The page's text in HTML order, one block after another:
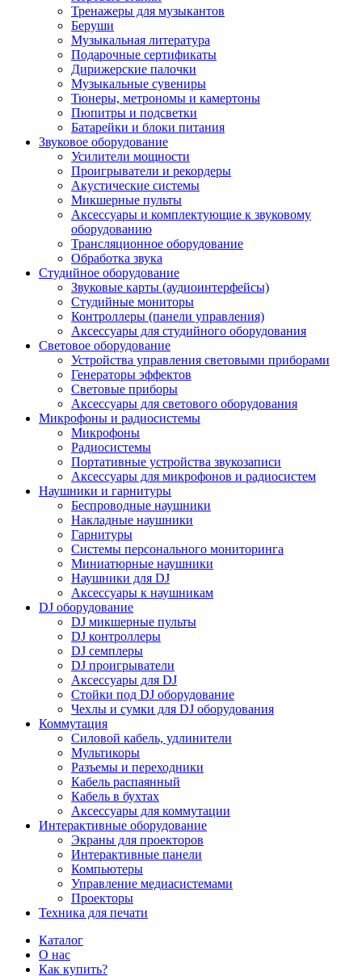
Тренажеры для музыкантов
Беруши
Музыкальная литература
Подарочные сертификаты
Дирижерские палочки
Музыкальные сувениры
Тюнеры, метрономы и камертоны
Пюпитры и подсветки
Батарейки и блоки питания
Звуковое оборудование
Усилители мощности
Проигрыватели и рекордеры
Акустические системы
Микшерные пульты
Аксессуары и комплектующие к звуковому
оборудованию
Трансляционное оборудование
Обработка звука
Студийное оборудование
Звуковые карты (аудиоинтерфейсы)
Студийные мониторы
Контроллеры (панели управления)
Аксессуары для студийного оборудования
Световое оборудование
Устройства управления световыми приборами
Генераторы эффектов
Световые приборы
Аксессуары для светового оборудования
Микрофоны и радиосистемы
Микрофоны
Радиосистемы
Портативные устройства звукозаписи
Аксессуары для микрофонов и радиосистем
Наушники и гарнитуры
Беспроводные наушники
Накладные наушники
Гарнитуры
Системы персонального мониторинга
Миниатюрные наушники
Наушники для DJ
Аксессуары к наушникам
DJ оборудование
DJ микшерные пульты
DJ контроллеры
DJ семплеры
DJ проигрыватели
Аксессуары для DJ
Стойки под DJ оборудование
Чехлы и сумки для DJ оборудования
Коммутация
Силовой кабель, удлинители
Мультикоры
Разъемы и переходники
Кабель распаянный
Кабель в бухтах
Аксессуары для коммутации
Интерактивные оборудование
Экраны для проекторов
Интерактивные панели
Компьютеры
Управление медиасистемами
Проекторы
Техника для печати
Каталог
О нас
Как купить?